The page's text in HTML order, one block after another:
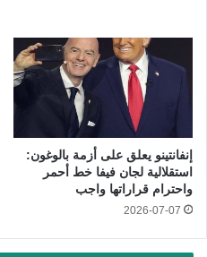
إنفانتينو يعلق على أزمة بالوغون:
استقلالية لجان فيفا خط أحمر
واحترام قراراتها واجب
2026-07-07